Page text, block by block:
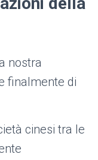
nostra
finalmente di
cinesi tra le